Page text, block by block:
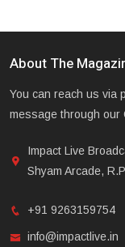
About The
You can reach us via
message through our
Impact Live
Shyam Arcade,
+91 9263159754
info@impactlive.in